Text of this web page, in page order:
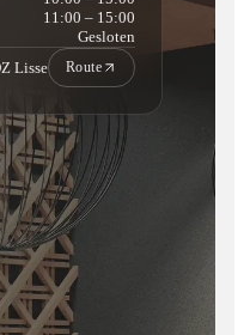
11:00 – 15:00
Gesloten
Lisse
Route